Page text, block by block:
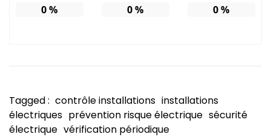
0% 0% 0%
Tagged : contrôle installations installations
électriques prévention risque électrique sécurité
électrique vérification périodique